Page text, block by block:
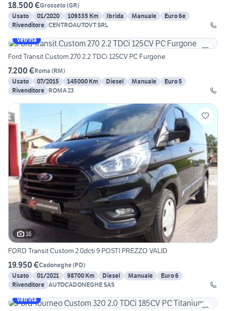
18.500 €Grosseto(GR)
Usato
01/2020 109335 Km Ibrida Manuale
Euro 6e
Rivenditore CENTROAUTOVT SRL
Vetrina
Ford Transit Custom 270 2.2 TDCi 125CV PC Furgone
7.200 €Roma (RM)
Usato
07/2015 145000 Km Diesel Manuale
Euro 5
Rivenditore ROMA 23
16
FORD Transit Custom 2.0dcti 9 POSTI PREZZO VALID
19.950 €Cadoneghe(PD)
Usato
01/2021 98700 Km Diesel Manuale
Euro 6
Rivenditore AUTOCADONEGHE SAS
Vetrina